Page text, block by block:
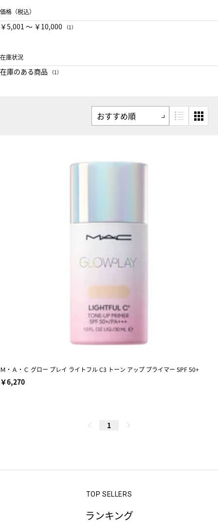
価格（税込）
￥5,001 〜 ￥10,000 （1）
在庫状況
在庫のある商品 （1）
Ｍ・Ａ・Ｃ グロー プレイ ライトフル C3 トーン アップ プライマー SPF 50+
￥6,270
1
ランキング